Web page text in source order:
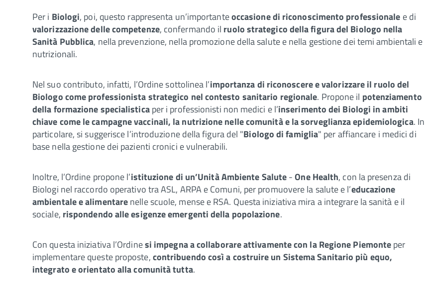
Per i Biologi, poi, questo rappresenta un’importanteoccasione di riconoscimento professionale e di
valorizzazione delle competenze, confermando il ruolo strategico della figura del Biologo nella
Sanità Pubblica, nella prevenzione, nella promozione della salute e nella gestione dei temi ambientali e
nutrizionali.
Nel suo contributo, infatti, l’Ordine sottolinea l’importanza di riconoscere e valorizzare il ruolo del
Biologo come professionista strategico nel contesto sanitario regionale. Propone il potenziamento
della formazione specialisticaper i professionisti non medici e l’inserimento dei Biologi in ambiti
chiave come le campagne vaccinali, la nutrizione nelle comunità e la sorveglianza epidemiologica. In
particolare, si suggerisce l’introduzione della figura del "Biologo di famiglia" per affiancare i medici di
base nella gestione dei pazienti cronici e vulnerabili.
Inoltre, l’Ordine propone l’istituzione di un’Unità Ambiente Salute-One Health, con la presenza di
Biologi nel raccordo operativo tra ASL, ARPA e Comuni, per promuovere la salute e l’educazione
ambientale e alimentarenelle scuole, mense e RSA. Questa iniziativa mira a integrare la sanità e il
sociale, rispondendo alle esigenze emergenti della popolazione.
Con questa iniziativa l’Ordinesi impegna a collaborare attivamente con la Regione Piemonteper
implementare queste proposte,contribuendo così a costruire un Sistema Sanitario più equo,
integrato e orientato alla comunità tutta.